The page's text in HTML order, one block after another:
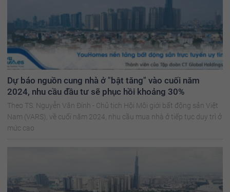
Dự báo nguồn cung nhà ở "bật tăng" vào cuối năm
2024, nhu cầu đầu tư sẽ phục hồi khoảng 30%
Theo TS. Nguyễn Văn Đính - Chủ tịch Hội Môi giới bất động sản Việt
Nam (VARS), về cuối năm 2024, nhu cầu mua nhà ở tiếp tục duy trì ở
mức cao